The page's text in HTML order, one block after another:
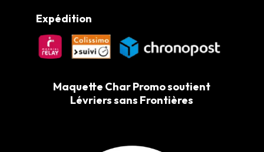
Expédition
Maquette Char Promo soutient
Lévriers sans Frontières